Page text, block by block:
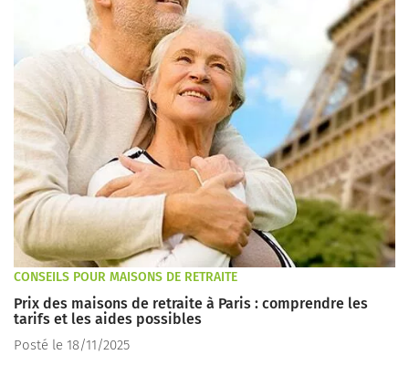
CONSEILS POUR MAISONS DE RETRAITE
Prix des maisons de retraite à Paris : comprendre les
tarifs et les aides possibles
Posté le 18/11/2025